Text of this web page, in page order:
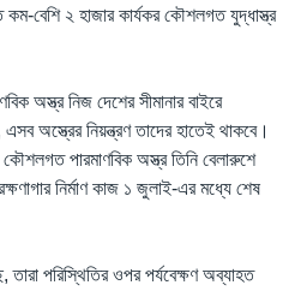
কম-বেশি ২ হাজার কার্যকর কৌশলগত যুদ্ধাস্ত্র
অস্ত্র নিজ দেশের সীমানার বাইরে
অস্ত্রের নিয়ন্ত্রণ তাদের হাতেই থাকবে।
পারমাণবিক অস্ত্র তিনি বেলারুশে
নির্মাণ কাজ ১ জুলাই-এর মধ্যে শেষ
তারা পরিস্থিতির ওপর পর্যবেক্ষণ অব্যাহত